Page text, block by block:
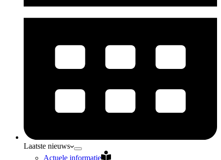
Laatste nieuws
Actuele informatie